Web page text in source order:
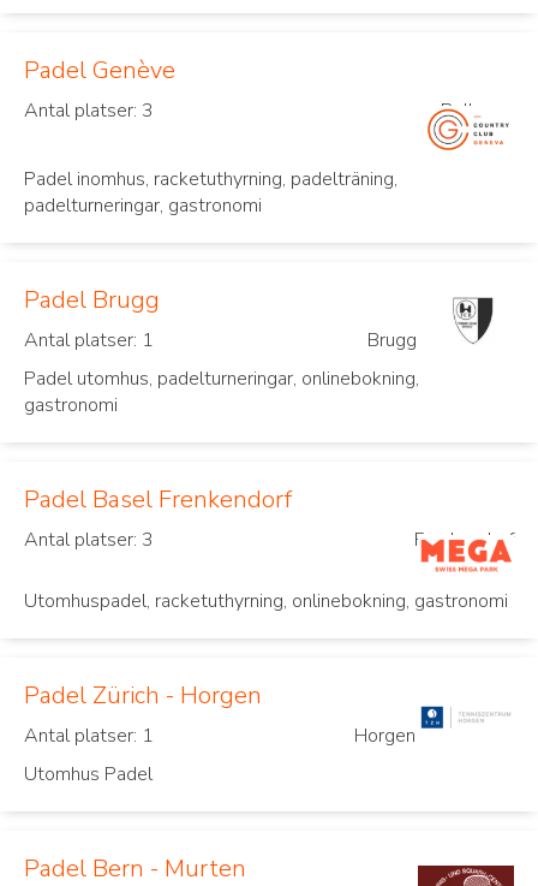
Padel Genève
Antal platser: 3 Bellevue
Padel inomhus, racketuthyrning, padelträning,
padelturneringar, gastronomi
Padel Brugg
Antal platser: 1
Brugg
Padel utomhus, padelturneringar, onlinebokning,
gastronomi
Padel Basel Frenkendorf
Antal platser: 3 Frenkendorf
Utomhuspadel, racketuthyrning, onlinebokning, gastronomi
Padel Zürich - Horgen
Antal platser: 1
Horgen
Utomhus Padel
Padel Bern - Murten